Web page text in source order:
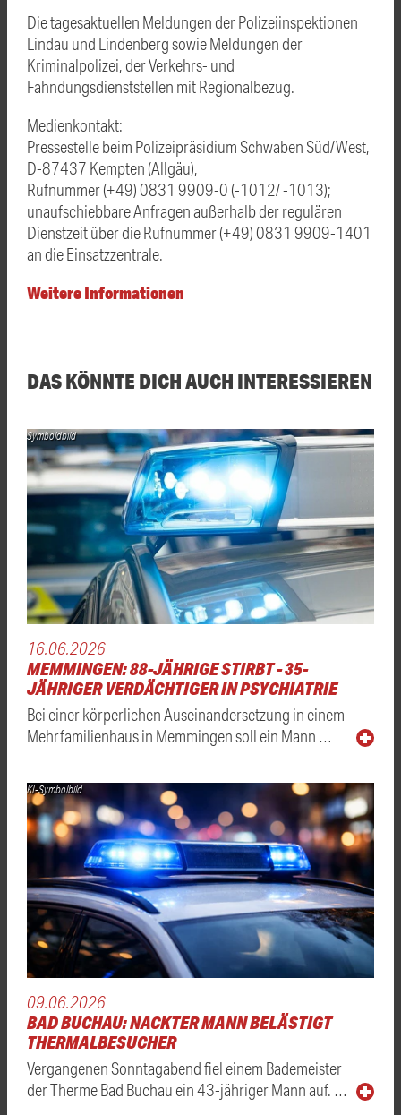
Die tagesaktuellen Meldungen der Polizeiinspektionen
Lindau und Lindenberg sowie Meldungen der
Kriminalpolizei, der Verkehrs- und
Fahndungsdienststellen mit Regionalbezug.
Medienkontakt:
Pressestelle beim Polizeipräsidium Schwaben Süd/West,
D-87437 Kempten (Allgäu),
Rufnummer (+49) 0831 9909-0 (-1012/ -1013);
unaufschiebbare Anfragen außerhalb der regulären
Dienstzeit über die Rufnummer (+49) 0831 9909-1401
an die Einsatzzentrale.
Weitere Informationen
DAS KÖNNTE DICH AUCH INTERESSIEREN
Symboldbild
16.06.2026
MEMMINGEN: 88-JÄHRIGE STIRBT - 35-
JÄHRIGER VERDÄCHTIGER IN PSYCHIATRIE
Bei einer körperlichen Auseinandersetzung in einem
Mehrfamilienhaus in Memmingen soll ein Mann …
KI-Symbolbild
09.06.2026
BAD BUCHAU: NACKTER MANN BELÄSTIGT
THERMALBESUCHER
Vergangenen Sonntagabend fiel einem Bademeister
der Therme Bad Buchau ein 43-jähriger Mann auf. …